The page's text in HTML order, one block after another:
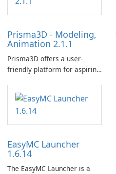
Prisma3D - Modeling,
Animation 2.1.1
Prisma3D offers a user-
friendly platform for aspiring
imagination to life. With a
wide range of tools and
features, this app allows
users to easily design 3D
captivating animated scenes.
EasyMC Launcher
1.6.14
The EasyMC Launcher is a